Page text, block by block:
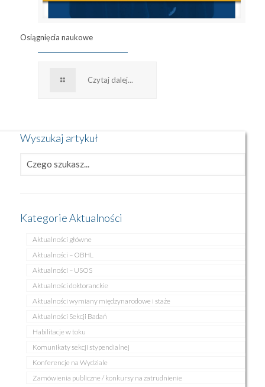
Osiągnięcia naukowe
Czytaj dalej...
Wyszukaj artykuł
Kategorie Aktualności
Aktualności główne
Aktualności – OBHL
Aktualności – USOS
Aktualności doktoranckie
Aktualności wymiany międzynarodowe i staże
Aktualności Sekcji Badań
Habilitacje w toku
Komunikaty sekcji stypendialnej
Konferencje na Wydziale
Zamówienia publiczne / konkursy na zatrudnienie